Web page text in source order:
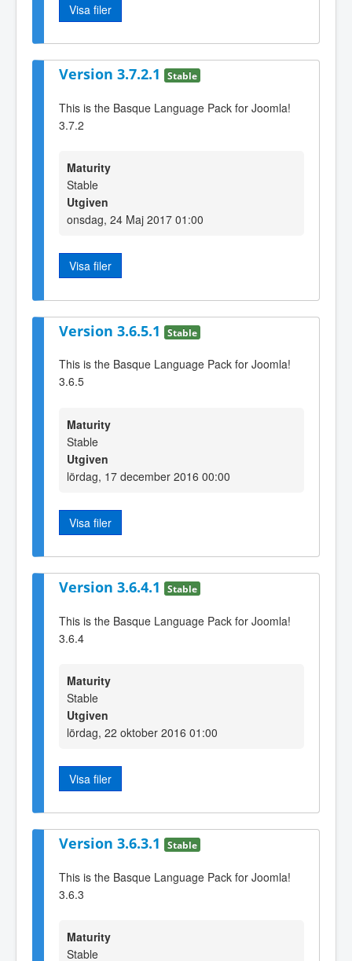
Visa filer
Version 3.7.2.1 Stable
This is the Basque Language Pack for Joomla!
3.7.2
Maturity
Stable
Utgiven
onsdag, 24 Maj 2017 01:00
Visa filer
Version 3.6.5.1 Stable
This is the Basque Language Pack for Joomla!
3.6.5
Maturity
Stable
Utgiven
lördag, 17 december 2016 00:00
Visa filer
Version 3.6.4.1 Stable
This is the Basque Language Pack for Joomla!
3.6.4
Maturity
Stable
Utgiven
lördag, 22 oktober 2016 01:00
Visa filer
Version 3.6.3.1 Stable
This is the Basque Language Pack for Joomla!
3.6.3
Maturity
Stable